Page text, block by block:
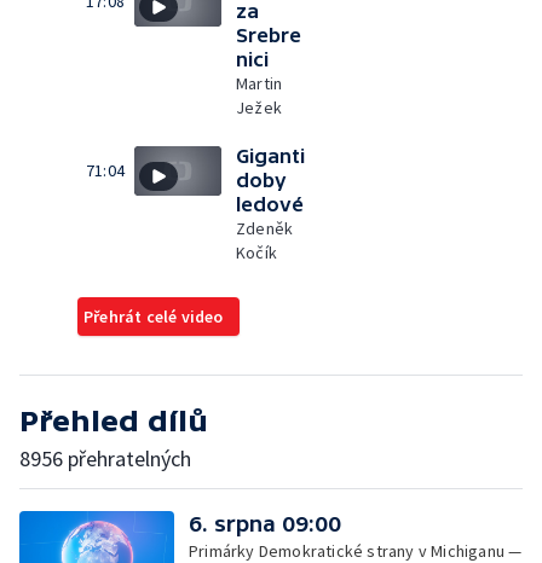
za
Srebre
nici
Martin
Ježek
71:04
Giganti
doby
ledové
Zdeněk
Kočík
Přehrát celé video
Přehled dílů
8956 přehratelných
6. srpna 09:00
Primárky Demokratické strany v Michiganu —